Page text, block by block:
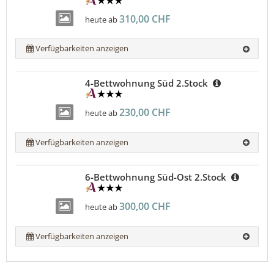
heute ab310,00 CHF
Verfügbarkeiten anzeigen
4-Bettwohnung Süd 2.Stock
heute ab230,00 CHF
Verfügbarkeiten anzeigen
6-Bettwohnung Süd-Ost 2.Stock
heute ab300,00 CHF
Verfügbarkeiten anzeigen